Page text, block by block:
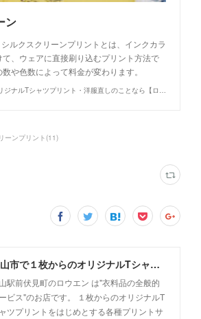
ン
ルクスクリーンプリントとは、インクカラ
、ウェアに直接刷り込むプリント方法で
や色数によって料金が変わります。
福山市で１枚からのオリジナルTシャツプリント・洋服直しのことなら【ロウエン - ROEN】
ーンプリント (11)
福山市で１枚からのオリジナルTシャツプリント・洋服直しのことなら【ロウエン - ROEN】
駅前伏見町のロウエン は"衣料品の全般的
ビス"のお店です。 １枚からのオリジナルT
ツプリントをはじめとする各種プリントサ